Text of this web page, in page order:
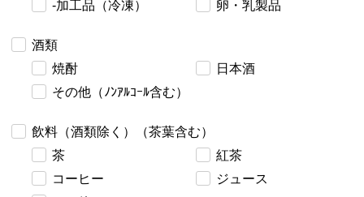
-加工品（冷凍）
卵・乳製品
酒類
焼酎
日本酒
その他（ﾉﾝｱﾙｺｰﾙ含む）
飲料（酒類除く）（茶葉含む）
茶
紅茶
コーヒー
ジュース